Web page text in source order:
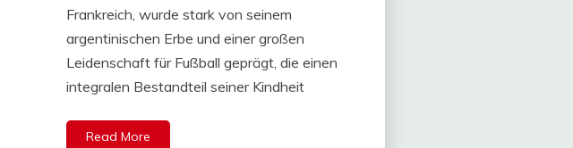
Frankreich, wurde stark von seinem
argentinischen Erbe und einer großen
Leidenschaft für Fußball geprägt, die einen
integralen Bestandteil seiner Kindheit
Read More